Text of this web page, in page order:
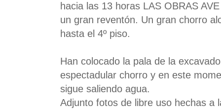
hacia las 13 horas LAS OBRAS
un gran reventón. Un gran chorro
hasta el 4º piso.
Han colocado la pala de la
espectadular chorro y en este
sigue saliendo agua.
Adjunto fotos de libre uso hechas a